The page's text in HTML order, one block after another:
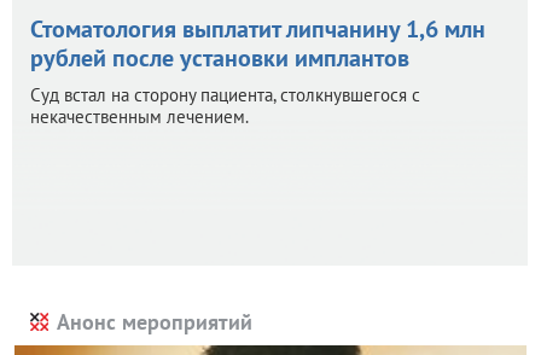
Стоматология выплатит липчанину 1,6 млн
рублей после установки имплантов
Суд встал на сторону пациента, столкнувшегося с
некачественным лечением.
Анонс мероприятий